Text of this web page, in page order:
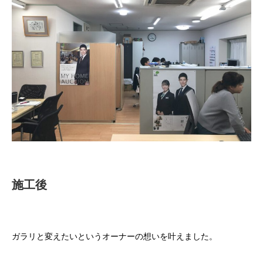
施工後
ガラリと変えたいというオーナーの想いを叶えました。